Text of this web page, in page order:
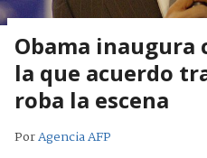
Obama inaugura
la que acuerdo
roba la escena
PorAgencia AFP